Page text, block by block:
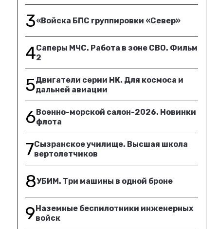
3«Войска БПС группировки «Север»
4Саперы МЧС. Работа в зоне СВО. Фильм
2
5Двигатели серии НК. Для космоса и
дальней авиации
6Военно-морской салон-2026. Новинки
флота
7Сызранское училище. Высшая школа
вертолетчиков
8УБИМ. Три машины в одной броне
9Наземные беспилотники инженерных
войск